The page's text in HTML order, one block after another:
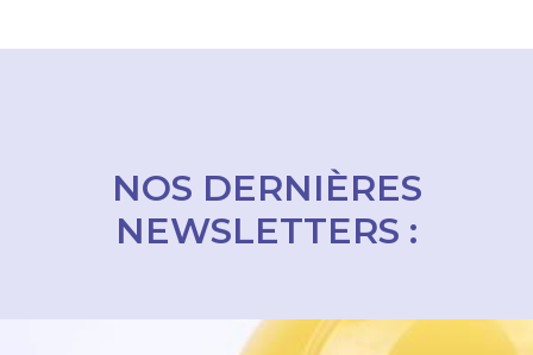
NOS DERNIÈRES
NEWSLETTERS :